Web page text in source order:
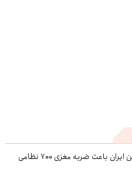
آسوشیتدپرس افشا کرد: حملات سنگین ایران باعث ضربه مغزی ۷۰۰ نظامی